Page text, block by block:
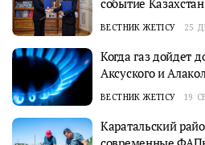
событие
ВЕСТНИК ЖЕТІСУ 25
Когда газ дойдет
Аксуского и
ВЕСТНИК ЖЕТІСУ 19
Каратальский